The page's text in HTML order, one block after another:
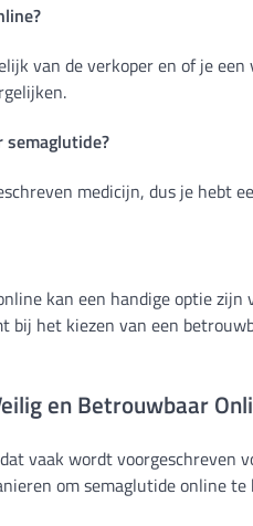
van de verkoper en of je
semaglutide?
medicijn, dus je hebt
kan een handige optie
bij het kiezen van een
en Betrouwbaar
vaak wordt voorgeschreven
om semaglutide online